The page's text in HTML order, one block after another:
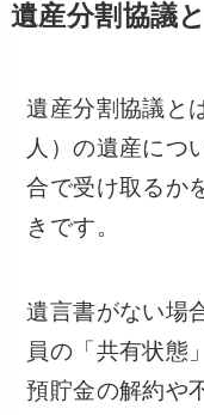
遺産分割協議
遺産分割協議と
人）の遺産につ
合で受け取るか
きです。
遺言書がない場
員の「共有状態
預貯金の解約や